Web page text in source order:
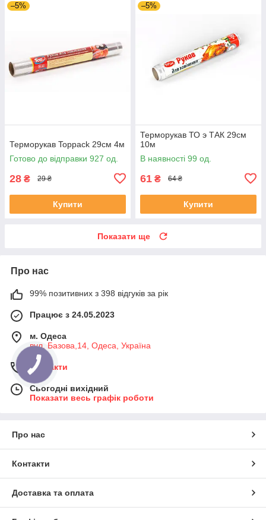
–5%
Терморукав Toppack 29см 4м
Готово до відправки 927 од.
28 ₴ 29 ₴
Купити
–5%
Терморукав ТО э ТАК 29см
10м
В наявності 99 од.
61 ₴ 64 ₴
Купити
Показати ще
Про нас
99% позитивних з 398 відгуків за рік
Працює з 24.05.2023
м. Одеса
вул. Базова,14, Одеса, Україна
Контакти
Сьогодні вихідний
Показати весь графік роботи
Про нас
Контакти
Доставка та оплата